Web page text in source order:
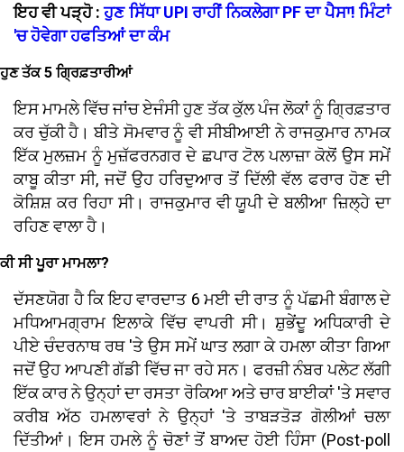
ਇਹ ਵੀ ਪੜ੍ਹੋ : ਹੁਣ ਸਿੱਧਾ UPI ਰਾਹੀਂ ਨਿਕਲੇਗਾ PF ਦਾ ਪੈਸਾ! ਮਿੰਟਾਂ
'ਚ ਹੋਵੇਗਾ ਹਫਤਿਆਂ ਦਾ ਕੰਮ
ਹੁਣ ਤੱਕ 5 ਗ੍ਰਿਫ਼ਤਾਰੀਆਂ
ਇਸ ਮਾਮਲੇ ਵਿੱਚ ਜਾਂਚ ਏਜੰਸੀ ਹੁਣ ਤੱਕ ਕੁੱਲ ਪੰਜ ਲੋਕਾਂ ਨੂੰ ਗ੍ਰਿਫ਼ਤਾਰ
ਕਰ ਚੁੱਕੀ ਹੈ। ਬੀਤੇ ਸੋਮਵਾਰ ਨੂੰ ਵੀ ਸੀਬੀਆਈ ਨੇ ਰਾਜਕੁਮਾਰ ਨਾਮਕ
ਇੱਕ ਮੁਲਜ਼ਮ ਨੂੰ ਮੁਜ਼ੱਫਰਨਗਰ ਦੇ ਛਪਾਰ ਟੋਲ ਪਲਾਜ਼ਾ ਕੋਲੋਂ ਉਸ ਸਮੇਂ
ਕਾਬੂ ਕੀਤਾ ਸੀ, ਜਦੋਂ ਉਹ ਹਰਿਦੁਆਰ ਤੋਂ ਦਿੱਲੀ ਵੱਲ ਫਰਾਰ ਹੋਣ ਦੀ
ਕੋਸ਼ਿਸ਼ ਕਰ ਰਿਹਾ ਸੀ। ਰਾਜਕੁਮਾਰ ਵੀ ਯੂਪੀ ਦੇ ਬਲੀਆ ਜ਼ਿਲ੍ਹੇ ਦਾ
ਰਹਿਣ ਵਾਲਾ ਹੈ।
ਕੀ ਸੀ ਪੂਰਾ ਮਾਮਲਾ?
ਦੱਸਣਯੋਗ ਹੈ ਕਿ ਇਹ ਵਾਰਦਾਤ 6 ਮਈ ਦੀ ਰਾਤ ਨੂੰ ਪੱਛਮੀ ਬੰਗਾਲ ਦੇ
ਮਧਿਆਮਗ੍ਰਾਮ ਇਲਾਕੇ ਵਿੱਚ ਵਾਪਰੀ ਸੀ। ਸ਼ੁਭੇਂਦੂ ਅਧਿਕਾਰੀ ਦੇ
ਪੀਏ ਚੰਦਰਨਾਥ ਰਥ 'ਤੇ ਉਸ ਸਮੇਂ ਘਾਤ ਲਗਾ ਕੇ ਹਮਲਾ ਕੀਤਾ ਗਿਆ
ਜਦੋਂ ਉਹ ਆਪਣੀ ਗੱਡੀ ਵਿੱਚ ਜਾ ਰਹੇ ਸਨ। ਫਰਜ਼ੀ ਨੰਬਰ ਪਲੇਟ ਲੱਗੀ
ਇੱਕ ਕਾਰ ਨੇ ਉਨ੍ਹਾਂ ਦਾ ਰਸਤਾ ਰੋਕਿਆ ਅਤੇ ਚਾਰ ਬਾਈਕਾਂ 'ਤੇ ਸਵਾਰ
ਕਰੀਬ ਅੱਠ ਹਮਲਾਵਰਾਂ ਨੇ ਉਨ੍ਹਾਂ 'ਤੇ ਤਾਬੜਤੋੜ ਗੋਲੀਆਂ ਚਲਾ
ਦਿੱਤੀਆਂ। ਇਸ ਹਮਲੇ ਨੂੰ ਚੋਣਾਂ ਤੋਂ ਬਾਅਦ ਹੋਈ ਹਿੰਸਾ (Post-poll